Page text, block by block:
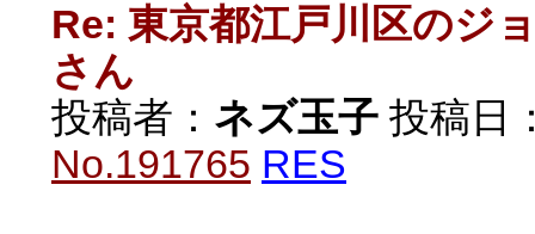
Re: 東京都江戸川区のジ
さん
投稿者： ネズ玉子 投稿日
No.191765 RES